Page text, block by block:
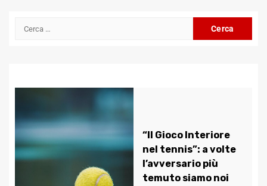
Ricerca
“Il Gioco Interiore
nel tennis”: a volte
l’avversario più
temuto siamo noi